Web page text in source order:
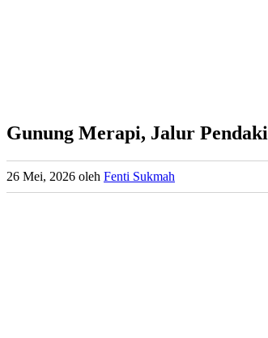
Gunung Merapi, Jalur
26 Mei, 2026 oleh Fenti Sukmah